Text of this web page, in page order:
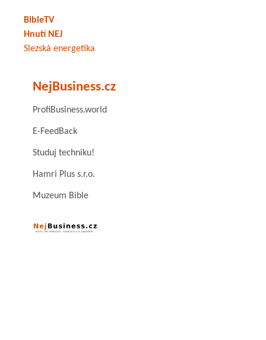
BibleTV
Hnutí NEJ
Slezská energetika
NejBusiness.cz
ProfiBusiness.world
E-FeedBack
Studuj techniku!
Hamri Plus s.r.o.
Muzeum Bible